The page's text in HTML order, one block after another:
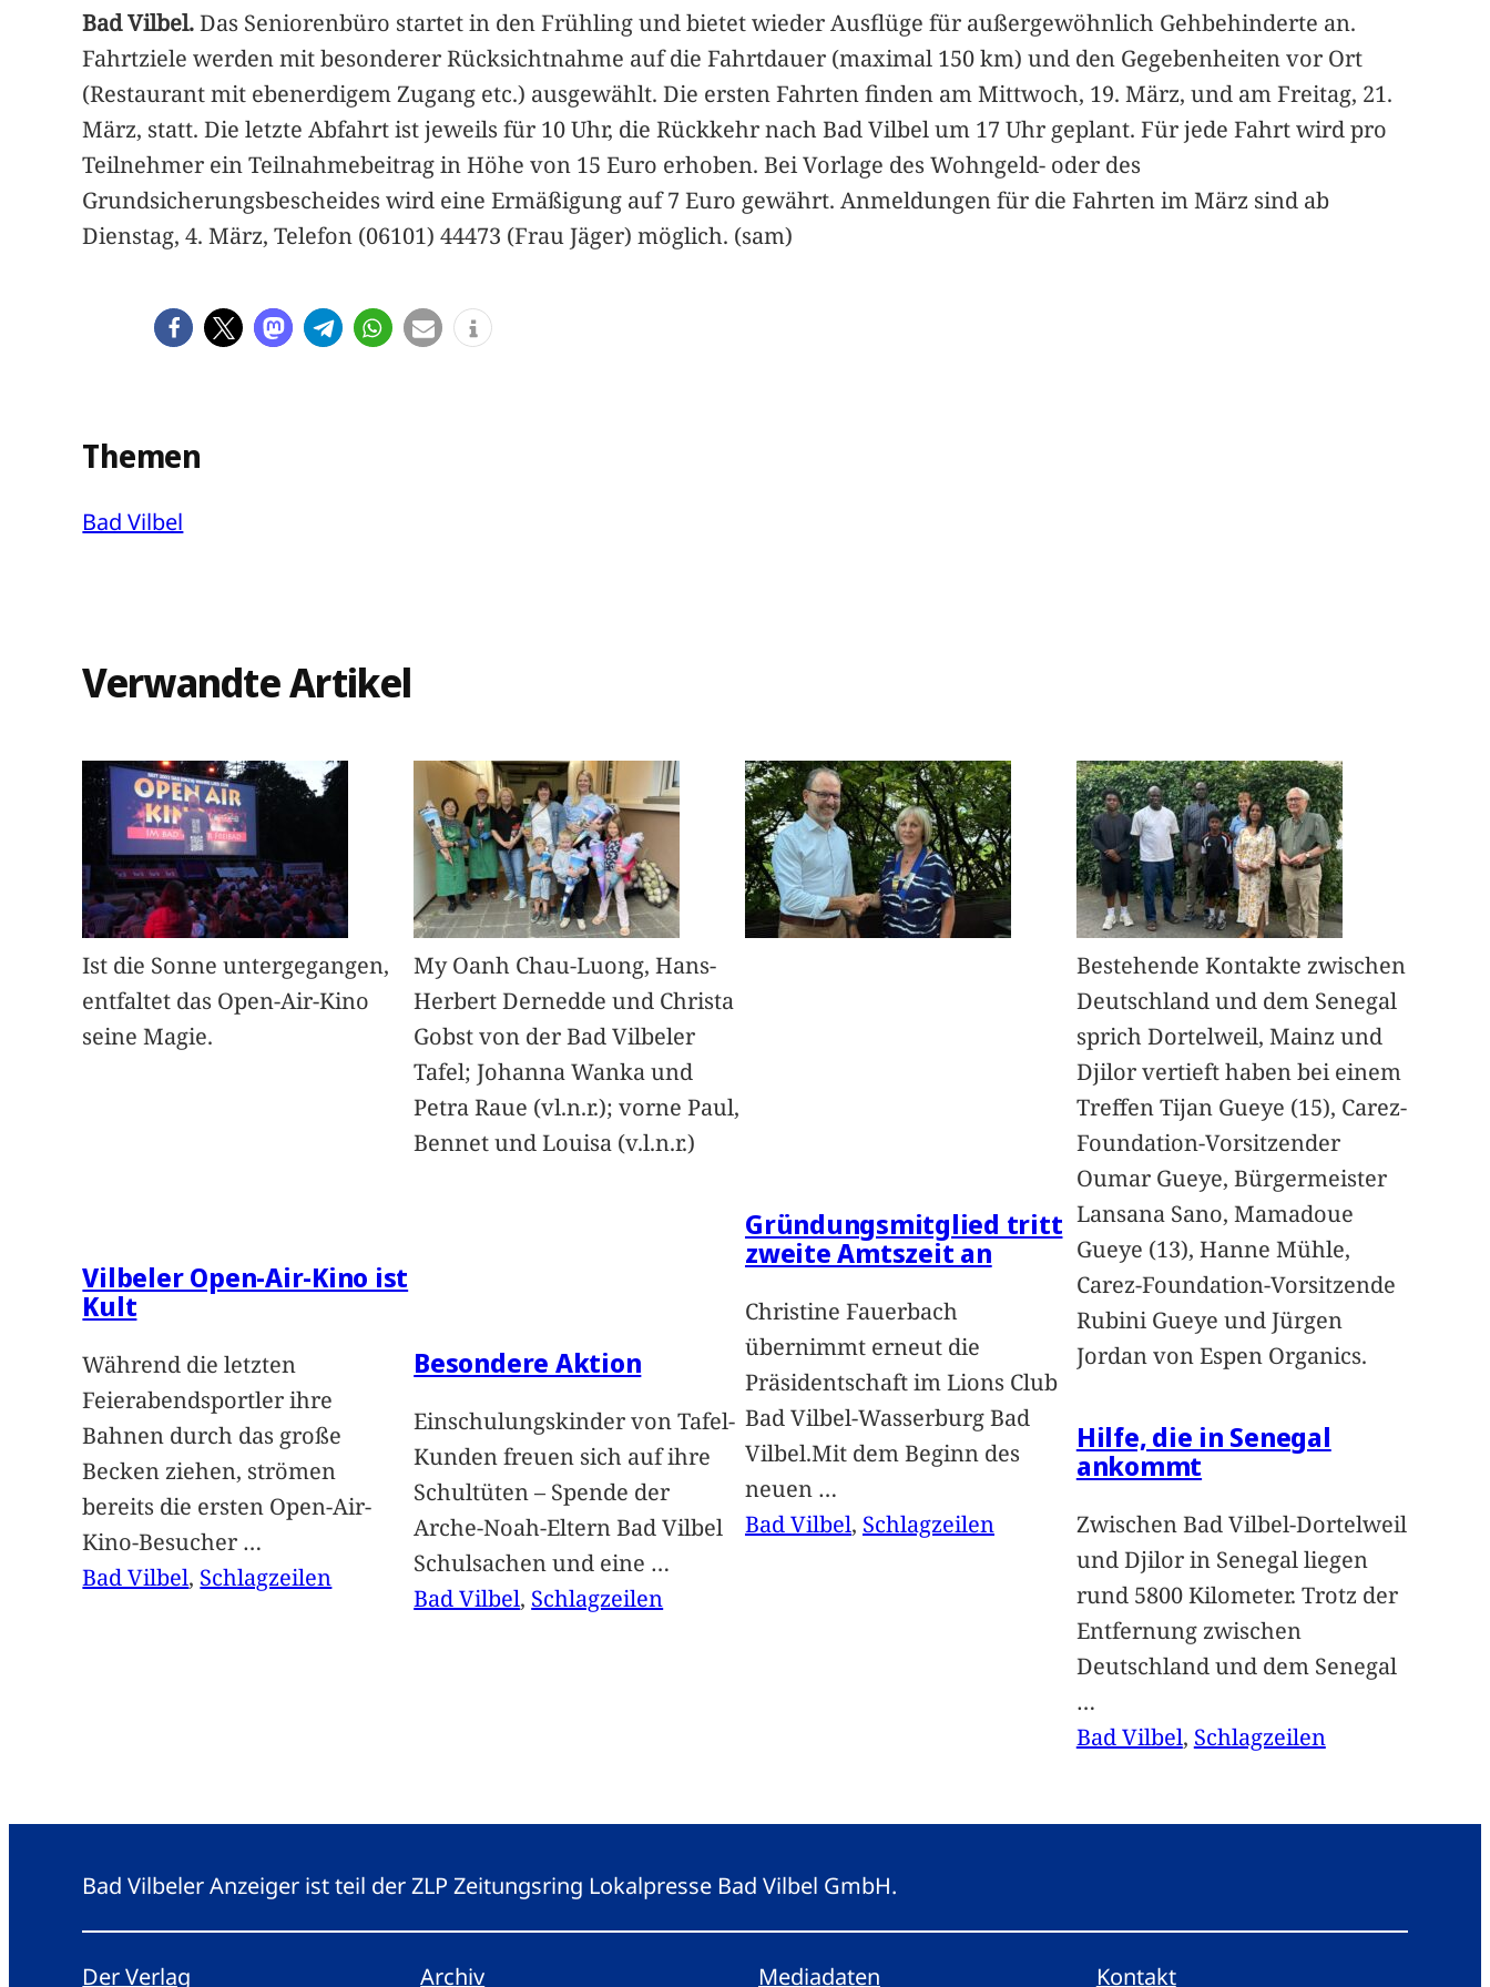
Bad Vilbel.Das Seniorenbüro startet in den Frühling und bietet wieder Ausflüge für außergewöhnlich Gehbehinderte an.
Fahrtziele werden mit besonderer Rücksichtnahme auf die Fahrtdauer (maximal 150 km) und den Gegebenheiten vor Ort
(Restaurant mit ebenerdigem Zugang etc.) ausgewählt. Die ersten Fahrten finden am Mittwoch, 19. März, und am Freitag, 21.
März, statt. Die letzte Abfahrt ist jeweils für 10 Uhr, die Rückkehr nach Bad Vilbel um 17 Uhr geplant. Für jede Fahrt wird pro
Teilnehmer ein Teilnahmebeitrag in Höhe von 15 Euro erhoben. Bei Vorlage des Wohngeld- oder des
Grundsicherungsbescheides wird eine Ermäßigung auf 7 Euro gewährt. Anmeldungen für die Fahrten im März sind ab
Dienstag, 4. März, Telefon (06101) 44473 (Frau Jäger) möglich. (sam)
Themen
Bad Vilbel
Verwandte Artikel
Ist die Sonne untergegangen,
entfaltet das Open-Air-Kino
seine Magie.
Vilbeler Open-Air-Kino ist
Kult
Während die letzten
Feierabendsportler ihre
Bahnen durch das große
Becken ziehen, strömen
bereits die ersten Open-Air-
Kino-Besucher …
Bad Vilbel, Schlagzeilen
My Oanh Chau-Luong, Hans-
Herbert Dernedde und Christa
Gobst von der Bad Vilbeler
Tafel; Johanna Wanka und
Petra Raue (vl.n.r.); vorne Paul,
Bennet und Louisa (v.l.n.r.)
Besondere Aktion
Einschulungskinder von Tafel-
Kunden freuen sich auf ihre
Schultüten – Spende der
Arche-Noah-Eltern Bad Vilbel
Schulsachen und eine …
Bad Vilbel, Schlagzeilen
Gründungsmitglied tritt
zweite Amtszeit an
Christine Fauerbach
übernimmt erneut die
Präsidentschaft im Lions Club
Bad Vilbel-Wasserburg Bad
Vilbel.Mit dem Beginn des
neuen …
Bad Vilbel, Schlagzeilen
Bestehende Kontakte zwischen
Deutschland und dem Senegal
sprich Dortelweil, Mainz und
Djilor vertieft haben bei einem
Treffen Tijan Gueye (15), Carez-
Foundation-Vorsitzender
Oumar Gueye, Bürgermeister
Lansana Sano, Mamadoue
Gueye (13), Hanne Mühle,
Carez-Foundation-Vorsitzende
Rubini Gueye und Jürgen
Jordan von Espen Organics.
Hilfe, die in Senegal
ankommt
Zwischen Bad Vilbel-Dortelweil
und Djilor in Senegal liegen
rund 5800 Kilometer. Trotz der
Entfernung zwischen
Deutschland und dem Senegal
…
Bad Vilbel, Schlagzeilen
Bad Vilbeler Anzeiger ist teil der ZLP Zeitungsring Lokalpresse Bad Vilbel GmbH.
Der Verlag Archiv Mediadaten Kontakt